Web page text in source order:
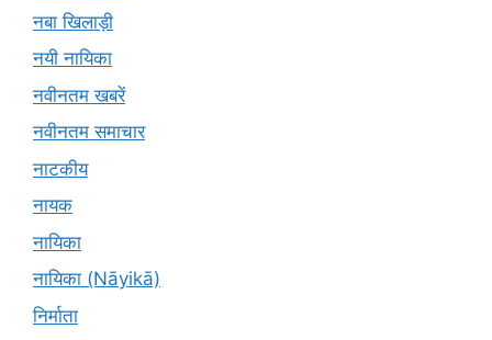
नबा खिलाड़ी
नयी नायिका
नवीनतम खबरें
नवीनतम समाचार
नाटकीय
नायक
नायिका
नायिका (Nāyikā)
निर्माता